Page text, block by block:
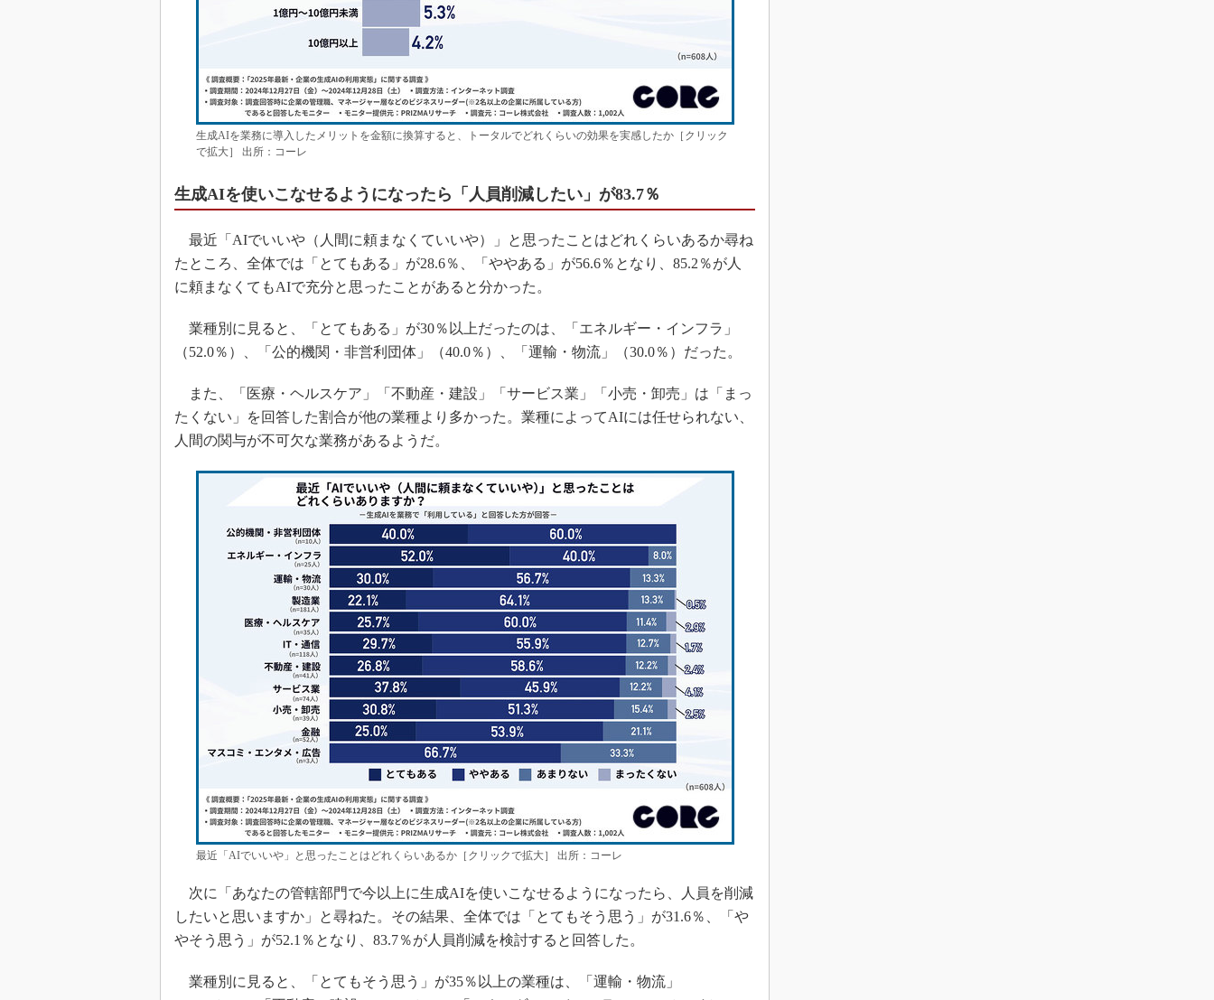
生成AIを業務に導入したメリットを金額に換算すると、トータルでどれくらいの効果を実感したか［クリック
で拡大］ 出所：コーレ
生成AIを使いこなせるようになったら「人員削減したい」が83.7％
最近「AIでいいや（人間に頼まなくていいや）」と思ったことはどれくらいあるか尋ね
たところ、全体では「とてもある」が28.6％、「ややある」が56.6％となり、85.2％が人
に頼まなくてもAIで充分と思ったことがあると分かった。
業種別に見ると、「とてもある」が30％以上だったのは、「エネルギー・インフラ」
（52.0％）、「公的機関・非営利団体」（40.0％）、「運輸・物流」（30.0％）だった。
また、「医療・ヘルスケア」「不動産・建設」「サービス業」「小売・卸売」は「まっ
たくない」を回答した割合が他の業種より多かった。業種によってAIには任せられない、
人間の関与が不可欠な業務があるようだ。
最近「AIでいいや」と思ったことはどれくらいあるか［クリックで拡大］ 出所：コーレ
次に「あなたの管轄部門で今以上に生成AIを使いこなせるようになったら、人員を削減
したいと思いますか」と尋ねた。その結果、全体では「とてもそう思う」が31.6％、「や
やそう思う」が52.1％となり、83.7％が人員削減を検討すると回答した。
業種別に見ると、「とてもそう思う」が35％以上の業種は、「運輸・物流」